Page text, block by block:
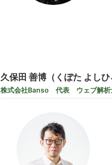
久保田 善博（くぼた よしひ
株式会社Banso 代表 ウェブ解析